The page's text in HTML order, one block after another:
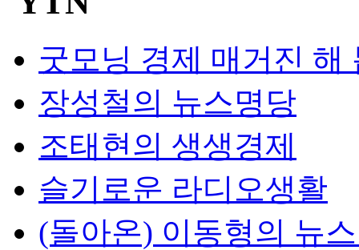
굿모닝 경제 매거진 해
장성철의 뉴스명당
조태현의 생생경제
슬기로운 라디오생활
(돌아온) 이동형의 뉴